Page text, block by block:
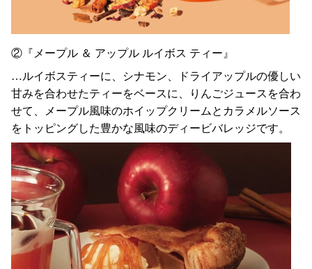
②『メープル ＆ アップル ルイボス ティー』
…ルイボスティーに、シナモン、ドライアップルの優しい
甘みを合わせたティーをベースに、りんごジュースを合わ
せて、メープル風味のホイップクリームとカラメルソース
をトッピングした豊かな風味のディービバレッジです。